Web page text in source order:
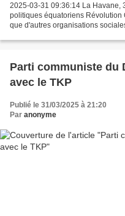
2025-03-31 09:36:14 La Havane,
politiques équatoriens Révolution
que d'autres organisations
Parti communiste du
avec le TKP
Publié le 31/03/2025 à 21:20
Par anonyme